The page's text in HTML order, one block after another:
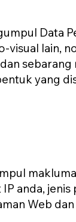
Data
visual lain,
yang
anda, jenis
Web